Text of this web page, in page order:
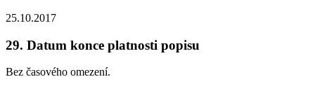
25.10.2017
29. Datum konce platnosti popisu
Bez časového omezení.